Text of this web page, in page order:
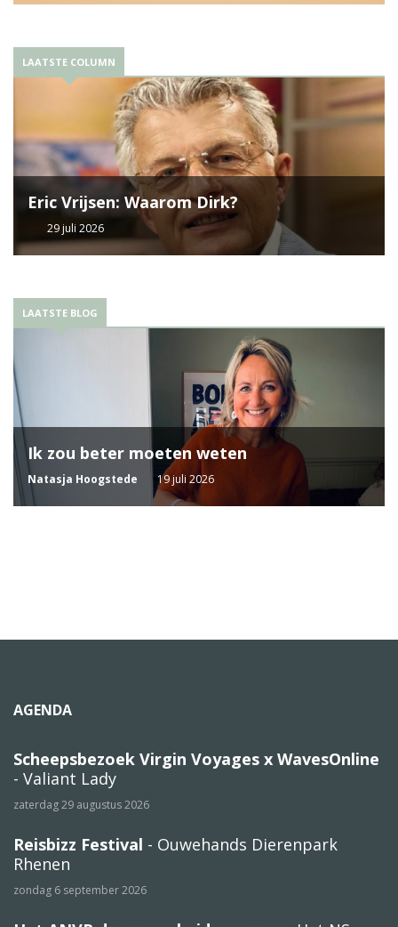
LAATSTE COLUMN
Eric Vrijsen: Waarom Dirk?
29 juli 2026
LAATSTE BLOG
Ik zou beter moeten weten
Natasja Hoogstede 19 juli 2026
AGENDA
Scheepsbezoek Virgin Voyages x WavesOnline
- Valiant Lady
zaterdag 29 augustus 2026
Reisbizz Festival - Ouwehands Dierenpark
Rhenen
zondag 6 september 2026